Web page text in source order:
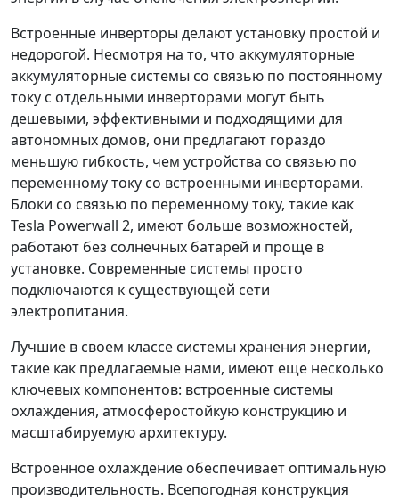
Встроенные инверторы делают установку простой и
недорогой. Несмотря на то, что аккумуляторные
аккумуляторные системы со связью по постоянному
току с отдельными инверторами могут быть
дешевыми, эффективными и подходящими для
автономных домов, они предлагают гораздо
меньшую гибкость, чем устройства со связью по
переменному току со встроенными инверторами.
Блоки со связью по переменному току, такие как
Tesla Powerwall 2, имеют больше возможностей,
работают без солнечных батарей и проще в
установке. Современные системы просто
подключаются к существующей сети
электропитания.
Лучшие в своем классе системы хранения энергии,
такие как предлагаемые нами, имеют еще несколько
ключевых компонентов: встроенные системы
охлаждения, атмосферостойкую конструкцию и
масштабируемую архитектуру.
Встроенное охлаждение обеспечивает оптимальную
производительность. Всепогодная конструкция